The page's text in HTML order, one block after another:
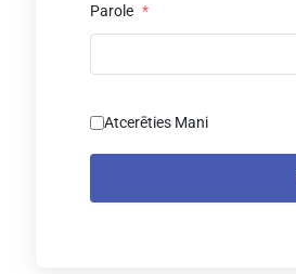
Parole *
Atcerēties Mani